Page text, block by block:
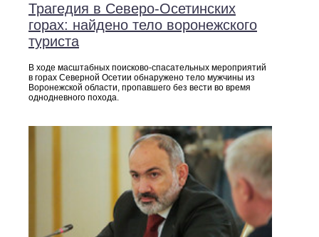
Трагедия в Северо‑Осетинских
горах: найдено тело воронежского
туриста
В ходе масштабных поисково‑спасательных мероприятий
в горах Северной Осетии обнаружено тело мужчины из
Воронежской области, пропавшего без вести во время
однодневного похода.